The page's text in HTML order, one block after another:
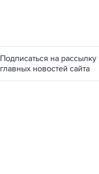
Подписаться на рассылку
главных новостей сайта